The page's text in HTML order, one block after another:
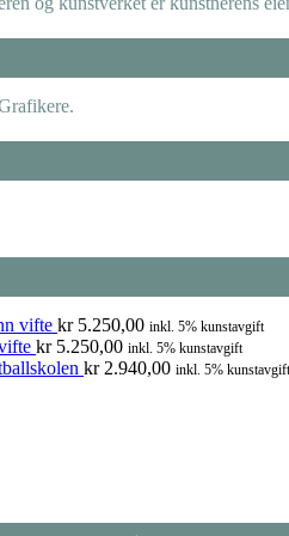
vifte kr5.250,00 inkl. 5% kunstavgift
kr5.250,00 inkl. 5% kunstavgift
kr2.940,00 inkl. 5% kunstavgift